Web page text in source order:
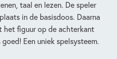
taal en lezen. De speler
in de basisdoos. Daarna
het figuur op de achterkant
Een uniek spelsysteem.